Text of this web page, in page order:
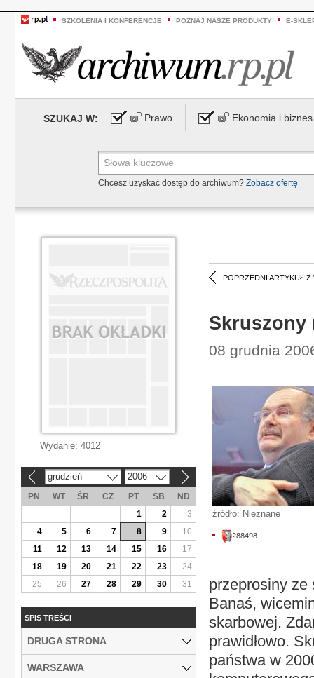
SZKOLENIA I KONFERENCJE POZNAJ NASZE PRODUKTY E-
SZUKAJ W: Prawo Ekonomia i biznes
Chcesz uzyskać dostęp do archiwum? Zobacz ofertę
POPRZEDNI ARTYKUŁ Z
Skruszony
08 grudnia
źródło: Nieznane
288498
przeprosiny ze
Banaś,
skarbowej.
prawidłowo.
państwa w
Wydanie: 4012
grudzień 2006
PN WT ŚR CZ PT SB
ND
1
2
3
4
5 6 7 8 9
10
11
12 13 14 15 16
17
18
19 20 21 22 23
24
25
26 27 28 29 30 31
SPIS TREŚCI
DRUGA STRONA
WARSZAWA